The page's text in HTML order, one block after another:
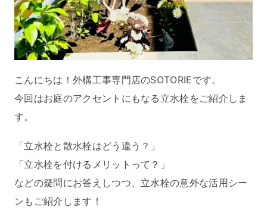
こんにちは！外構工事専門店のSOTORIEです。
今回はお庭のアクセントにもなる立水栓をご紹介しま
す。
「立水栓と散水栓はどう違う？」
「立水栓を付けるメリットって？」
などの疑問にお答えしつつ、立水栓の意外な活用シー
ンもご紹介します！